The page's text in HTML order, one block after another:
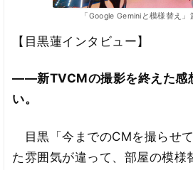
「Google Geminiと模様替え」
【目黒蓮インタビュー】
――新TVCMの撮影を終えた感
い。
目黒「今までのCMを撮らせ
た雰囲気が違って、部屋の模様